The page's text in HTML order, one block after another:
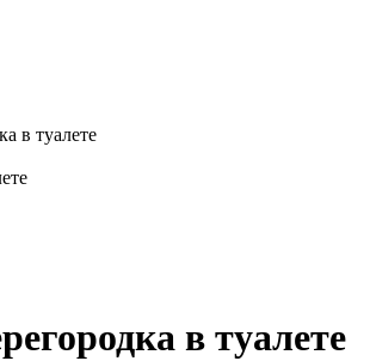
в туалете
в туалете